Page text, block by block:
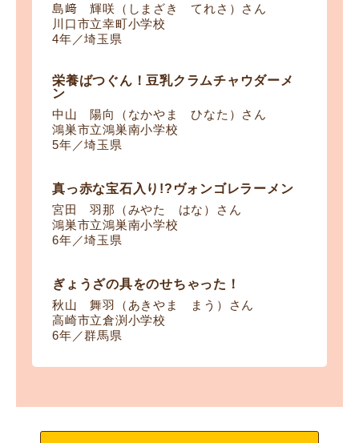
島﨑 輝咲（しまざき てれさ）さん
川口市立幸町小学校
4年／埼玉県
栄養ばつぐん！豆乳クラムチャウダーメ
ン
中山 陽向（なかやま ひなた）さん
鴻巣市立鴻巣南小学校
5年／埼玉県
真っ赤な宝石入り!?ヴォンゴレラーメン
宮田 羽那（みやた はな）さん
鴻巣市立鴻巣南小学校
6年／埼玉県
ぎょうざの具をのせちゃった！
秋山 舞羽（あきやま まう）さん
高崎市立倉渕小学校
6年／群馬県